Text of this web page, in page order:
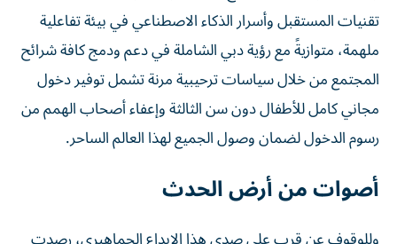
تقنيات المستقبل وأسرار الذكاء الاصطناعي في بيئة تفاعلية
ملهمة، متوازيةً مع رؤية دبي الشاملة في دعم ودمج كافة شرائح
المجتمع من خلال سياسات ترحيبية مرنة تشمل توفير دخول
مجاني كامل للأطفال دون سن الثالثة وإعفاء أصحاب الهمم من
رسوم الدخول لضمان وصول الجميع لهذا العالم الساحر.
أصوات من أرض الحدث